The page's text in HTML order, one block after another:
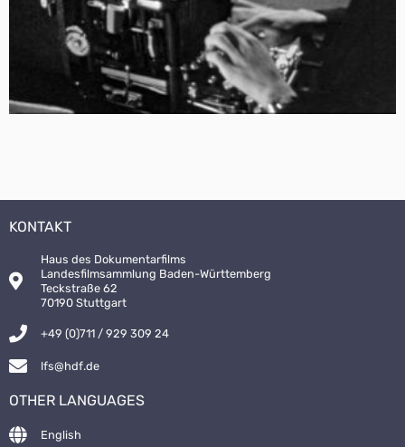
KONTAKT
Haus des Dokumentarfilms
Landesfilmsammlung Baden-Württemberg
Teckstraße 62
70190 Stuttgart
+49 (0)711 / 929 309 24
lfs@hdf.de
OTHER LANGUAGES
English